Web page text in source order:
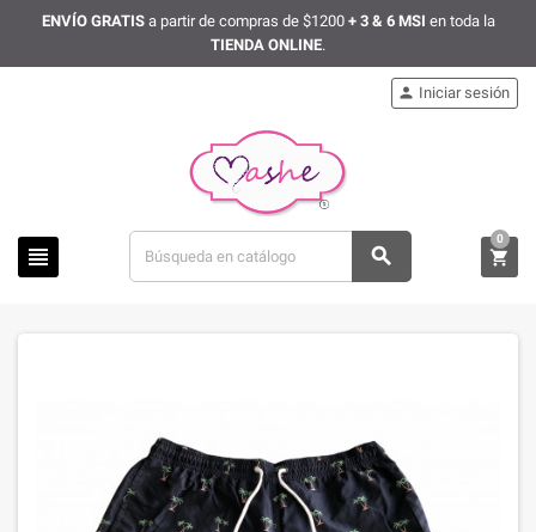
ENVÍO GRATISa partir de compras de $1200 + 3 & 6 MSI en toda la
TIENDA ONLINE.
 
 Iniciar sesión

0